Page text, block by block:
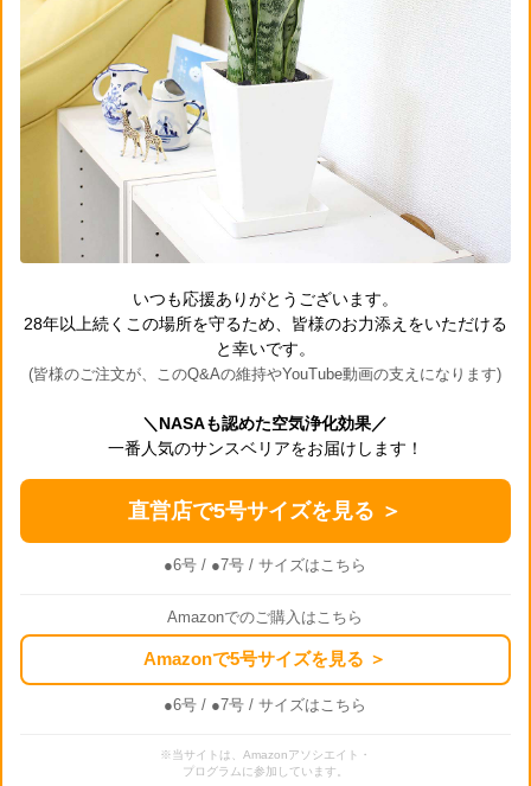
いつも応援ありがとうございます。
28年以上続くこの場所を守るため、皆様のお力添えをいただける
と幸いです。
(皆様のご注文が、このQ&Aの維持やYouTube動画の支えになります)
＼NASAも認めた空気浄化効果／
一番人気のサンスベリアをお届けします！
直営店で5号サイズを見る ＞
●6号 / ●7号 / サイズはこちら
Amazonでのご購入はこちら
Amazonで5号サイズを見る ＞
●6号 / ●7号 / サイズはこちら
※当サイトは、Amazonアソシエイト・
プログラムに参加しています。